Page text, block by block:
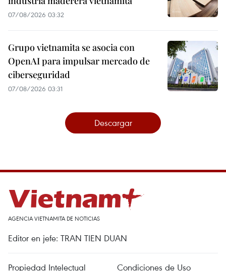
07/08/2026 03:32
Grupo vietnamita se asocia con
OpenAI para impulsar mercado de
ciberseguridad
07/08/2026 03:31
Descargar
AGENCIA VIETNAMITA DE NOTICIAS
Editor en jefe: TRAN TIEN DUAN
Propiedad Intelectual Condiciones de Uso